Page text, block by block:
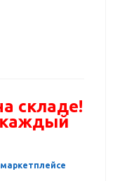
складе!
каждый